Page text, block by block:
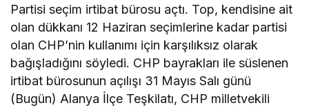
Partisi seçim irtibat bürosu açtı. Top, kendisine ait
olan dükkanı 12 Haziran seçimlerine kadar partisi
olan CHP’nin kullanımı için karşılıksız olarak
bağışladığını söyledi. CHP bayrakları ile süslenen
irtibat bürosunun açılışı 31 Mayıs Salı günü
(Bugün) Alanya İlçe Teşkilatı, CHP milletvekili